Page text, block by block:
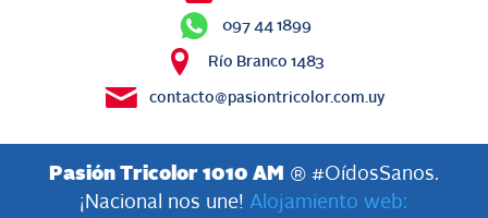
097 44 1899
Río Branco 1483
contacto@pasiontricolor.com.uy
Pasión Tricolor 1010 AM
® #OídosSanos.
¡Nacional nos une! Alojamiento web: